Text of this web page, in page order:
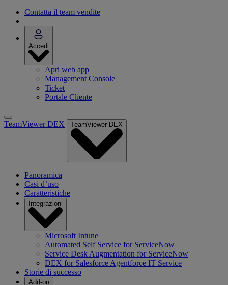
Contatta il team vendite
Accedi
Apri web app
Management Console
Ticket
Portale Cliente
TeamViewer DEX TeamViewer DEX
Panoramica
Casi d’uso
Caratteristiche
Integrazioni
Microsoft Intune
Automated Self Service for ServiceNow
Service Desk Augmentation for ServiceNow
DEX for Salesforce Agentforce IT Service
Storie di successo
Add-on